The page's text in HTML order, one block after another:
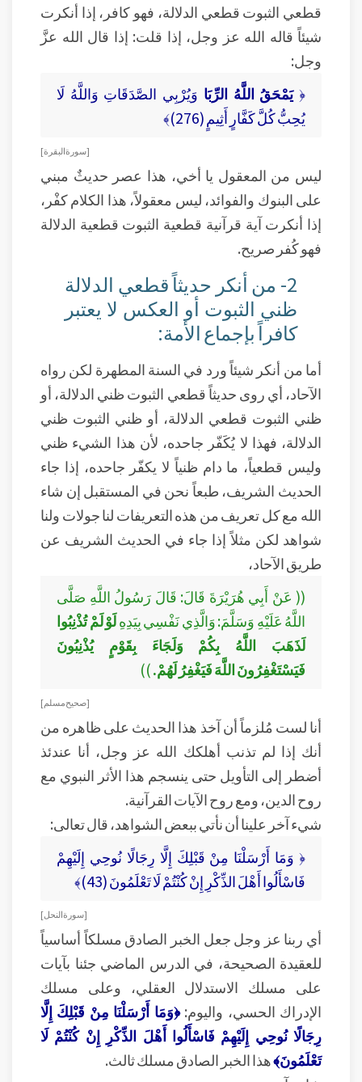
قطعي الثبوت قطعي الدلالة، فهو كافر، إذا أنكرت
شيئاً قاله الله عز وجل، إذا قلت: إذا قال الله عزَّ
وجل:
﴿يَمْحَقُ اللَّهُ الرِّبَا وَيُرْبِي الصَّدَقَاتِ وَاللَّهُ لَا
يُحِبُّ كُلَّ كَفَّارٍ أَثِيمٍ (276)﴾
[ سورة البقرة ]
ليس من المعقول يا أخي، هذا عصر حديثٌ مبني
على البنوك والفوائد، ليس معقولاً، هذا الكلام كفْر،
إذا أنكرت آية قرآنية قطعية الثبوت قطعية الدلالة
فهو كُفر صريح.
2- من أنكر حديثاً قطعي الدلالة
ظني الثبوت أو العكس لا يعتبر
كافراً بإجماع الأمة:
أما من أنكر شيئاً ورد في السنة المطهرة لكن رواه
الآحاد، أي روى حديثاً قطعي الثبوت ظني الدلالة، أو
ظني الثبوت قطعي الدلالة، أو ظني الثبوت ظني
الدلالة، فهذا لا يُكَفّر جاحده، لأن هذا الشيء ظني
وليس قطعياً، ما دام ظنياً لا يكفّر جاحده، إذا جاء
الحديث الشريف، طبعاً نحن في المستقبل إن شاء
الله مع كل تعريف من هذه التعريفات لنا جولات ولنا
شواهد لكن مثلاً إذا جاء في الحديث الشريف عن
طريق الآحاد،
(( عَنْ أَبِي هُرَيْرَةَ قَالَ: قَالَ رَسُولُ اللَّهِ صَلَّى
اللَّهُ عَلَيْهِ وَسَلَّمَ: وَالَّذِي نَفْسِي بِيَدِهِلَوْ لَمْ تُذْنِبُوا
لَذَهَبَ اللَّهُ بِكُمْ وَلَجَاءَ بِقَوْمٍ يُذْنِبُونَ
فَيَسْتَغْفِرُونَ اللَّهَ فَيَغْفِرُ لَهُمْ.))
[ صحيح مسلم ]
أنا لست مُلزماً أن آخذ هذا الحديث على ظاهره من
أنك إذا لم تذنب أهلكك الله عز وجل، أنا عندئذ
أضطر إلى التأويل حتى ينسجم هذا الأثر النبوي مع
روح الدين، ومع روح الآيات القرآنية.
شيء آخر علينا أن نأتي ببعض الشواهد، قال تعالى:
﴿ وَمَا أَرْسَلْنَا مِنْ قَبْلِكَ إِلَّا رِجَالًا نُوحِي إِلَيْهِمْ
فَاسْأَلُوا أَهْلَ الذِّكْرِ إِنْ كُنْتُمْ لَا تَعْلَمُونَ (43)﴾
[ سورة النحل ]
أي ربنا عز وجل جعل الخبر الصادق مسلكاً أساسياً
للعقيدة الصحيحة، في الدرس الماضي جئنا بآيات
على مسلك الاستدلال العقلي، وعلى مسلك
الإدراك الحسي، واليوم:﴿وَمَا أَرْسَلْنَا مِنْ قَبْلِكَ إِلَّا
رِجَالًا نُوحِي إِلَيْهِمْ فَاسْأَلُوا أَهْلَ الذِّكْرِ إِنْ كُنْتُمْ لَا
تَعْلَمُونَ﴾هذا الخبر الصادق مسلك ثالث.